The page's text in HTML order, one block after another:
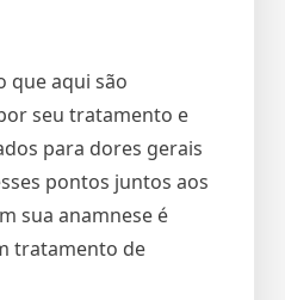
que aqui são
seu tratamento e
para dores gerais
pontos juntos aos
sua anamnese é
tratamento de